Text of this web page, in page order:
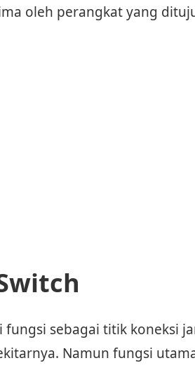
oleh perangkat yang
fungsi sebagai titik koneksi
Namun fungsi